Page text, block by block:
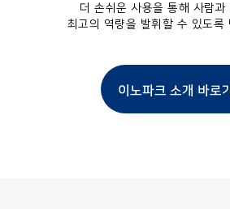
더 손쉬운 사용을 통해 사람과
최고의 역량을 발휘할 수 있도록
이노파크 소개 바로